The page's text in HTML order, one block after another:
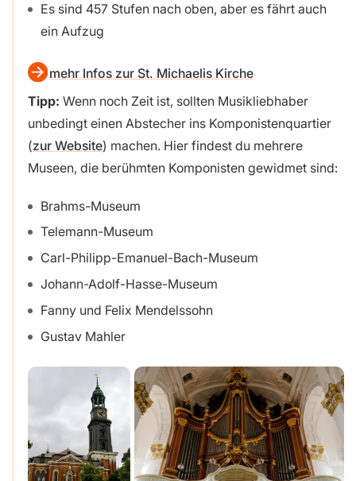
Es sind 457 Stufen nach oben, aber es fährt auch
ein Aufzug
mehr Infos zur St. Michaelis Kirche
Tipp: Wenn noch Zeit ist, sollten Musikliebhaber
unbedingt einen Abstecher ins Komponistenquartier
(zur Website) machen. Hier findest du mehrere
Museen, die berühmten Komponisten gewidmet sind:
Brahms-Museum
Telemann-Museum
Carl-Philipp-Emanuel-Bach-Museum
Johann-Adolf-Hasse-Museum
Fanny und Felix Mendelssohn
Gustav Mahler